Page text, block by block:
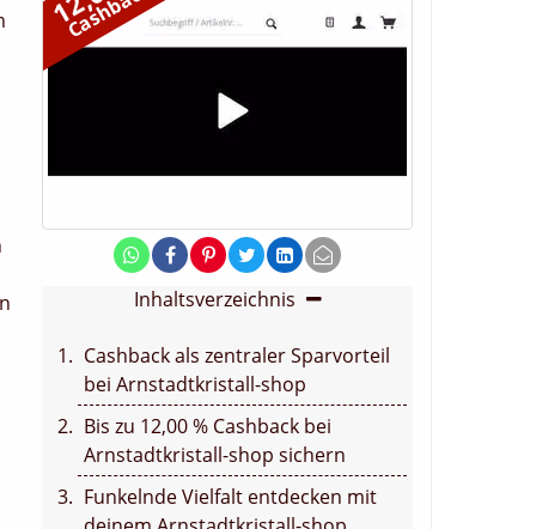
Inhaltsverzeichnis
Cashback als zentraler Sparvorteil
bei Arnstadtkristall-shop
Bis zu 12,00 % Cashback bei
Arnstadtkristall-shop sichern
Funkelnde Vielfalt entdecken mit